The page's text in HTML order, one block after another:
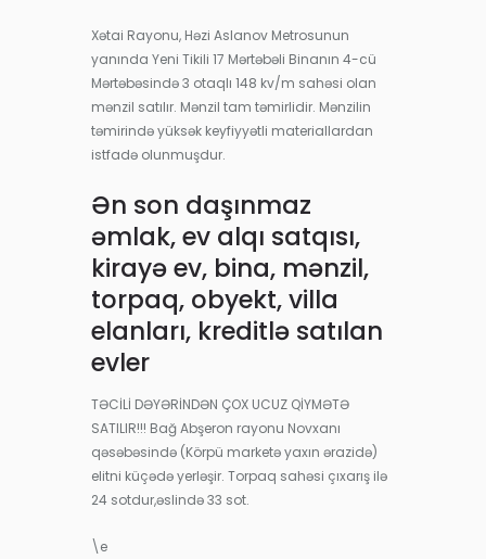
Xətai Rayonu, Həzi Aslanov Metrosunun
yanında Yeni Tikili 17 Mərtəbəli Binanın 4-cü
Mərtəbəsində 3 otaqlı 148 kv/m sahəsi olan
mənzil satılır. Mənzil tam təmirlidir. Mənzilin
təmirində yüksək keyfiyyətli materiallardan
istfadə olunmuşdur.
Ən son daşınmaz
əmlak, ev alqı satqısı,
kirayə ev, bina, mənzil,
torpaq, obyekt, villa
elanları, kreditlə satılan
evler
TƏCİLİ DƏYƏRİNDƏN ÇOX UCUZ QİYMƏTƏ
SATILIR!!! Bağ Abşeron rayonu Novxanı
qəsəbəsində (Körpü marketə yaxın ərazidə)
elitni küçədə yerləşir. Torpaq sahəsi çıxarış ilə
24 sotdur,əslində 33 sot.
\e